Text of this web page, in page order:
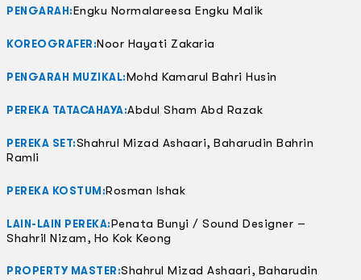
PENGARAH:Engku Normalareesa Engku Malik
KOREOGRAFER:Noor Hayati Zakaria
PENGARAH MUZIKAL:Mohd Kamarul Bahri Husin
PEREKA TATACAHAYA:Abdul Sham Abd Razak
PEREKA SET:Shahrul Mizad Ashaari, Baharudin Bahrin
Ramli
PEREKA KOSTUM:Rosman Ishak
LAIN-LAIN PEREKA:Penata Bunyi / Sound Designer –
Shahril Nizam, Ho Kok Keong
PROPERTY MASTER:Shahrul Mizad Ashaari, Baharudin